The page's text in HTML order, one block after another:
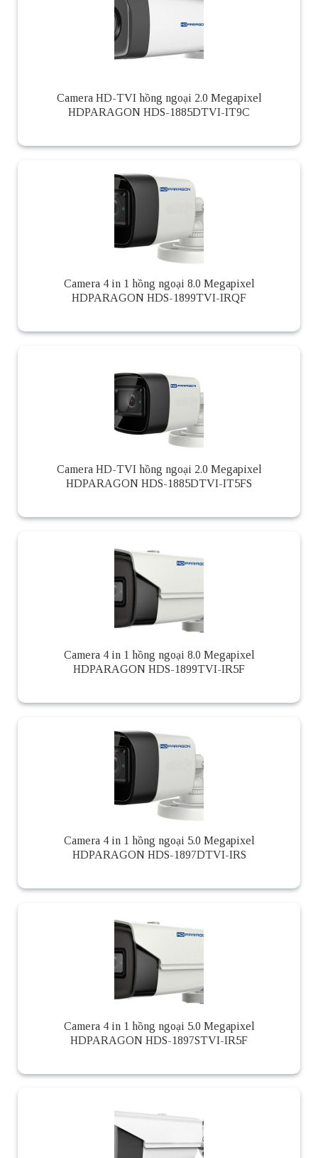
Camera HD-TVI hồng ngoại 2.0 Megapixel
HDPARAGON HDS-1885DTVI-IT9C
Camera 4 in 1 hồng ngoại 8.0 Megapixel
HDPARAGON HDS-1899TVI-IRQF
Camera HD-TVI hồng ngoại 2.0 Megapixel
HDPARAGON HDS-1885DTVI-IT5FS
Camera 4 in 1 hồng ngoại 8.0 Megapixel
HDPARAGON HDS-1899TVI-IR5F
Camera 4 in 1 hồng ngoại 5.0 Megapixel
HDPARAGON HDS-1897DTVI-IRS
Camera 4 in 1 hồng ngoại 5.0 Megapixel
HDPARAGON HDS-1897STVI-IR5F